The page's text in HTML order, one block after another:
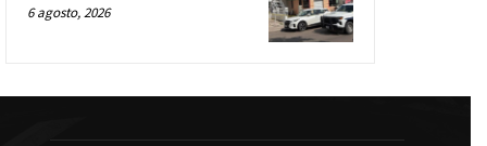
6 agosto, 2026